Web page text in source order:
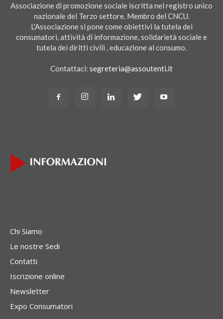
Associazione di promozione sociale iscritta nel registro unico
nazionale del Terzo settore. Membro del CNCU.
L'Associazione si pone come obiettivi la tutela dei
consumatori, attività di informazione, solidarietà sociale e
tutela dei diritti civili , educazione al consumo.
Contattaci: segreteria@assoutenti.it
Chi Siamo
Le nostre Sedi
Contatti
Iscrizione online
Newsletter
Expo Consumatori